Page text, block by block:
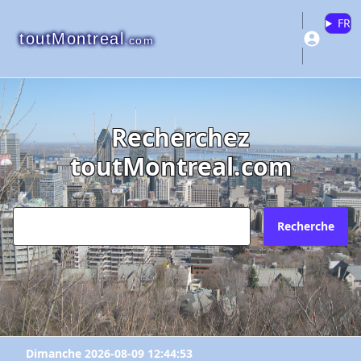
toutMontreal.com
FR
Recherchez
toutMontreal.com
Recherche
Dimanche 2026-08-09 12:44:53